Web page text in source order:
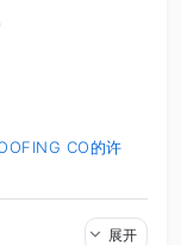
CO的许
展开